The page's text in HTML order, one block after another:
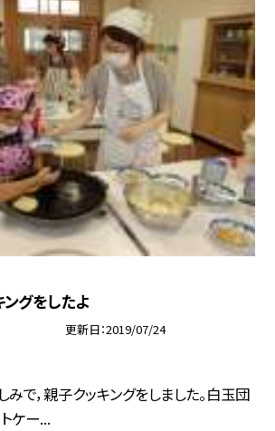
グをしたよ
更新日 2019/07/24
で，親子クッキングをしました。白玉団
ケー...